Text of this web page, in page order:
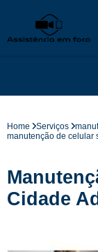
Home Serviços
manutenção de celular
Cidade